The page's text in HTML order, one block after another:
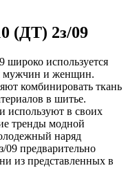
(ДТ) 2з/09
используется
мужчин и женщин.
комбинировать ткань
в шитье.
используют в своих
тренды модной
наряд
предварительно
из представленных в